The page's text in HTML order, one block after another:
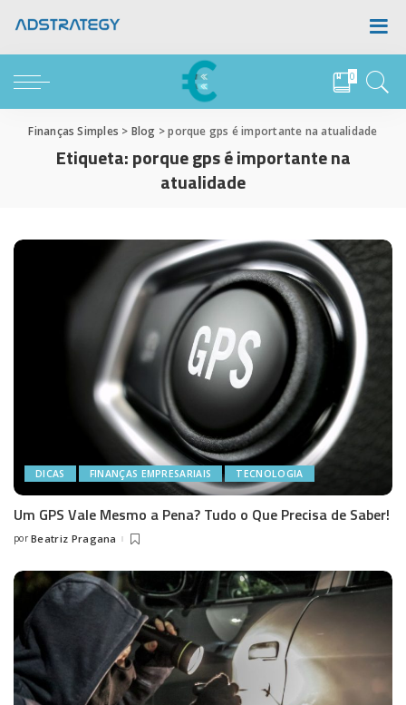
0
Finanças Simples > Blog >porque gps é importante na atualidade
Etiqueta:porque gps é importante na
atualidade
DICAS FINANÇAS EMPRESARIAIS TECNOLOGIA
Um GPS Vale Mesmo a Pena? Tudo o Que Precisa de Saber!
Posted
por Beatriz Pragana